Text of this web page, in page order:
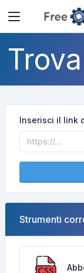
Inserisci il link
Strumenti